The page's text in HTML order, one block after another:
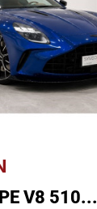
V8 510...